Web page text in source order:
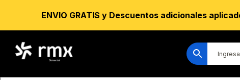
ENVIO GRATIS y Descuentos adicionales